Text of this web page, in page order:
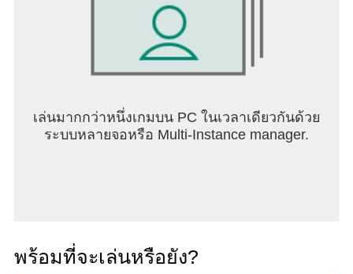
เล่นมากกว่าหนึ่งเกมบน PC ในเวลาเดียวกันด้วย
ระบบหลายจอหรือ Multi-Instance manager.
พร้อมที่จะเล่นหรือยัง?